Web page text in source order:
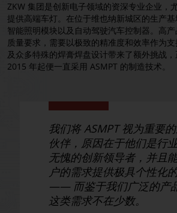
ZKW 集团是创新电子领域的资深专业企业，
提供高端车灯。在位于维也纳新城区的生产
智能照明模块以及自动驾驶汽车控制器。高
质量要求，需要以极致的精准度和效率作为
及众多特殊的焊膏焊盘设计带来了额外挑战
2015 年起便一直采用 ASMPT 的制造技术。
我们将 ASMPT 视为重要
伙伴，原因在于他们是行
无愧的创新领导者，并且
户的需求提供极具个性化
—— 而鉴于我们广泛的产
这类需求不在少数。